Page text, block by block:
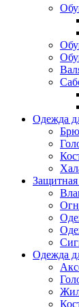
Одежда
Одежда